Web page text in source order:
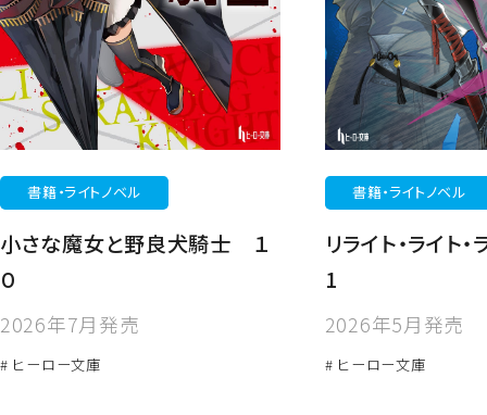
書籍・ライトノベル
小さな魔女と野良犬騎士 １
０
2026年7月発売
# ヒーロー文庫
書籍・ライトノベル
リライト・ライト・
1
2026年5月発売
# ヒーロー文庫